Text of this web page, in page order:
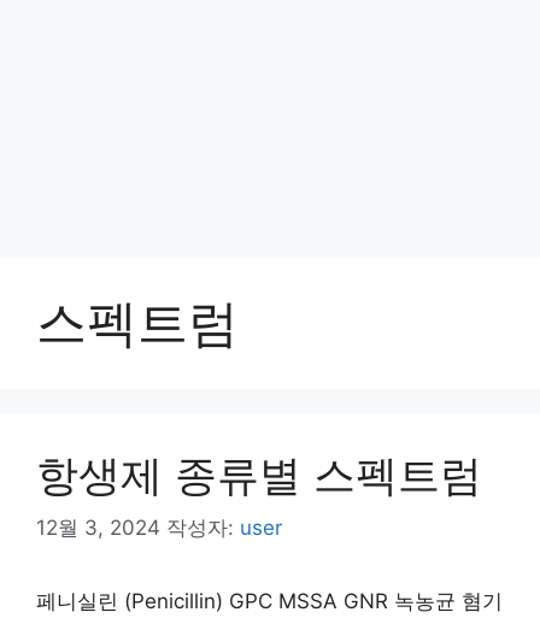
스펙트럼
항생제 종류별 스펙트럼
12월 3, 2024 작성자: user
페니실린 (Penicillin) GPC MSSA GNR 녹농균 혐기